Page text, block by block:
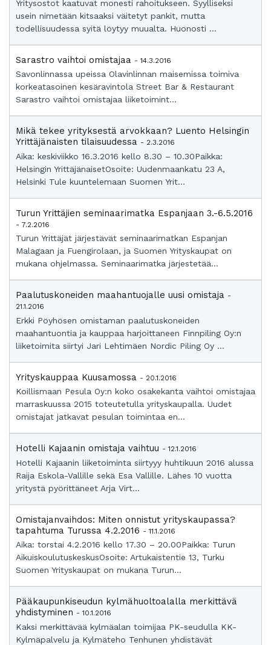
Yritysostot kaatuvat monesti rahoitukseen. Syylliseksi
usein nimetään kitsaaksi väitetyt pankit, mutta
todellisuudessa syitä löytyy muualta. Huonosti ...
Sarastro vaihtoi omistajaa - 14.3.2016
Savonlinnassa upeissa Olavinlinnan maisemissa toimiva
korkeatasoinen kesäravintola Street Bar & Restaurant
Sarastro vaihtoi omistajaa liiketoimint...
Mikä tekee yrityksestä arvokkaan? Luento Helsingin
Yrittäjänaisten tilaisuudessa - 2.3.2016
Aika: keskiviikko 16.3.2016 kello 8.30 – 10.30Paikka:
Helsingin YrittäjänaisetOsoite: Uudenmaankatu 23 A,
Helsinki Tule kuuntelemaan Suomen Yrit...
Turun Yrittäjien seminaarimatka Espanjaan 3.-6.5.2016
- 7.2.2016
Turun Yrittäjät järjestävät seminaarimatkan Espanjan
Malagaan ja Fuengirolaan, ja Suomen Yrityskaupat on
mukana ohjelmassa. Seminaarimatka järjestetää...
Paalutuskoneiden maahantuojalle uusi omistaja -
21.1.2016
Erkki Pöyhösen omistaman paalutuskoneiden
maahantuontia ja kauppaa harjoittaneen Finnpiling Oy:n
liiketoimita siirtyi Jari Lehtimäen Nordic Piling Oy ...
Yrityskauppaa Kuusamossa - 20.1.2016
Koillismaan Pesula Oy:n koko osakekanta vaihtoi omistajaa
marraskuussa 2015 toteutetulla yrityskaupalla. Uudet
omistajat jatkavat pesulan toimintaa en...
Hotelli Kajaanin omistaja vaihtuu - 12.1.2016
Hotelli Kajaanin liiketoiminta siirtyyy huhtikuun 2016 alussa
Raija Eskola-Vallille sekä Esa Vallille. Lähes 10 vuotta
yritystä pyörittäneet Arja Virt...
Omistajanvaihdos: Miten onnistut yrityskaupassa?
tapahtuma Turussa 4.2.2016 - 11.1.2016
Aika: torstai 4.2.2016 kello 17.30 – 20.00Paikka: Turun
AikuiskoulutuskeskusOsoite: Artukaistentie 13, Turku
Suomen Yrityskaupat on mukana Turun...
Pääkaupunkiseudun kylmähuoltoalalla merkittävä
yhdistyminen - 10.1.2016
Kaksi merkittävää kylmäalan toimijaa PK-seudulla KK-
Kylmäpalvelu ja Kylmäteho Tenhunen yhdistävät